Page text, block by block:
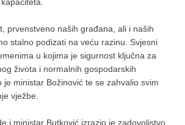
prvenstveno naših građana, ali i naših
stalno podizati na veću razinu. Svjesni
u kojima je sigurnost ključna za
života i normalnih gospodarskih
je ministar Božinović te se zahvalio svim
vježbe.
i ministar Butković izrazio je zadovoljstvo